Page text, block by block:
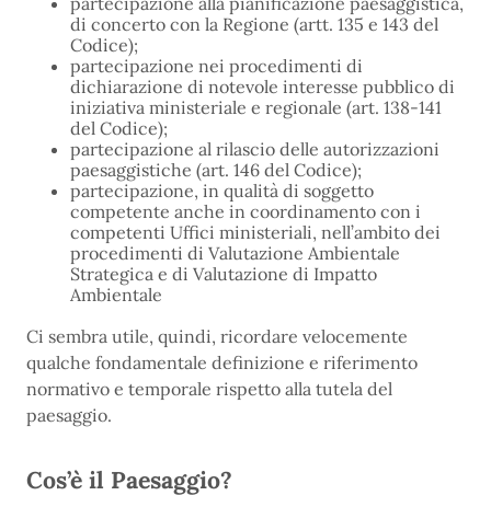
di concerto con la Regione (artt. 135 e 143 del
Codice);
partecipazione nei procedimenti di
dichiarazione di notevole interesse pubblico di
iniziativa ministeriale e regionale (art. 138-141
del Codice);
partecipazione al rilascio delle autorizzazioni
paesaggistiche (art. 146 del Codice);
partecipazione, in qualità di soggetto
competente anche in coordinamento con i
competenti Uffici ministeriali, nell’ambito dei
procedimenti di Valutazione Ambientale
Strategica e di Valutazione di Impatto
Ambientale
Ci sembra utile, quindi, ricordare velocemente
qualche fondamentale definizione e riferimento
normativo e temporale rispetto alla tutela del
paesaggio.
Cos’è il Paesaggio?